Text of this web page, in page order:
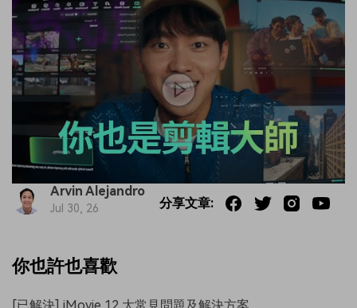
Arvin Alejandro
Jul 30, 26 分享文章:
你也許也喜歡